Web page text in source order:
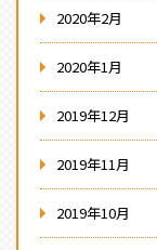
2020年2月
2020年1月
2019年12月
2019年11月
2019年10月